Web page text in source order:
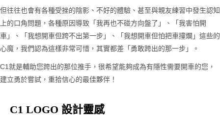
但往往也會有各種受挫的陰影、不好的體驗、甚至與親友練習中發生認知
上的口角問題，各種原因導致「我再也不碰方向盤了」、「我害怕開
車」、「我想開車但跨不出第一步」、「我想開車但怕把車撞爛」這些的
心魔，我們認為這樣非常可惜，其實都差「勇敢跨出的那一步」。
C1就是輔助您跨出的那位推手，很希望能夠成為有隱性需要開車的您，
建立勇於嘗試，重拾信心的最佳夥伴！
C1 LOGO 設計靈感